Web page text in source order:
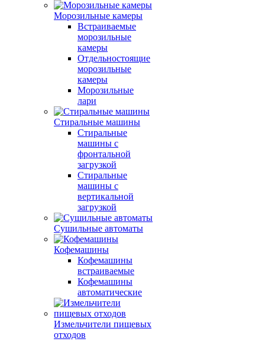
Морозильные камеры
Встраиваемые
морозильные
камеры
Отдельностоящие
морозильные
камеры
Морозильные
лари
Стиральные машины
Стиральные
машины с
фронтальной
загрузкой
Стиральные
машины с
вертикальной
загрузкой
Сушильные автоматы
Кофемашины
Кофемашины
встраиваемые
Кофемашины
автоматические
Измельчители пищевых
отходов